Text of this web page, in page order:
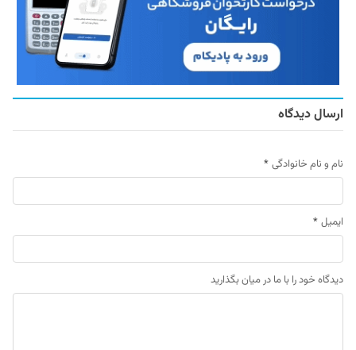
ارسال دیدگاه
نام و نام خانوادگی *
ایمیل *
دیدگاه خود را با ما در میان بگذارید